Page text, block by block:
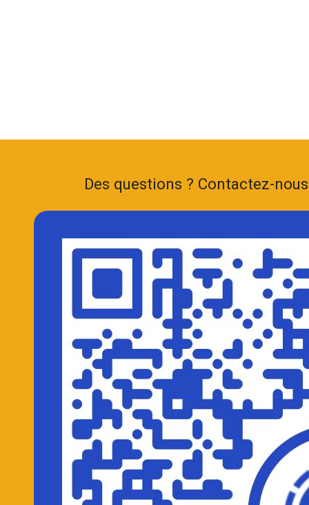
Des questions ? Contactez-